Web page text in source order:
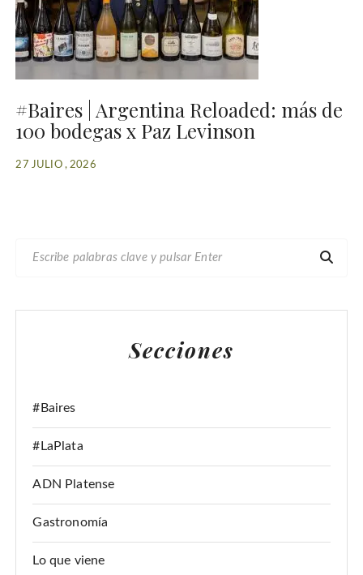
#Baires | Argentina Reloaded: más de
100 bodegas x Paz Levinson
27 JULIO , 2026
C
Secciones
#Baires
#LaPlata
ADN Platense
Gastronomía
Lo que viene